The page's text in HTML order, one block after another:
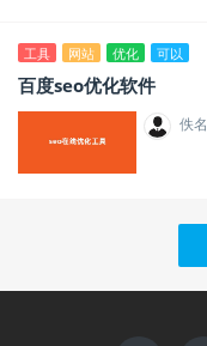
工具 网站 优化 可以
百度seo优化软件
佚名